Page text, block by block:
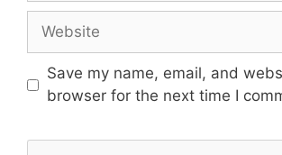
Save my name, email, and
browser for the next time I